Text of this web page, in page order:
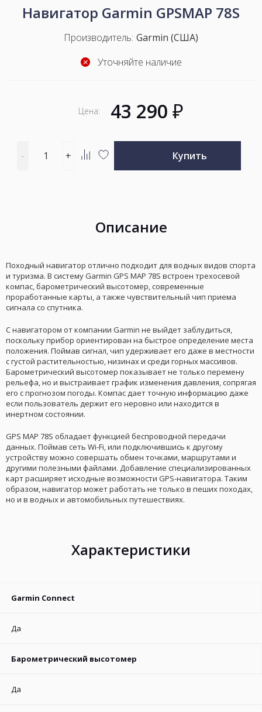
Навигатор Garmin GPSMAP 78S
Производитель: Garmin (США)
Уточняйте наличие
Цена: 43 290₽
количество
- +
Купить
Добавить
Добавить
Описание
Походный навигатор отлично подходит для водных видов спорта
и туризма. В систему Garmin GPS MAP 78S встроен трехосевой
компас, барометрический высотомер, современные
проработанные карты, а также чувствительный чип приема
сигнала со спутника.
С навигатором от компании Garmin не выйдет заблудиться,
поскольку прибор ориентирован на быстрое определение места
положения. Поймав сигнал, чип удерживает его даже в местности
с густой растительностью, низинах и среди горных массивов.
Барометрический высотомер показывает не только перемену
рельефа, но и выстраивает график изменения давления, сопрягая
его с прогнозом погоды. Компас дает точную информацию даже
если пользователь держит его неровно или находится в
инертном состоянии.
GPS MAP 78S обладает функцией беспроводной передачи
данных. Поймав сеть Wi-Fi, или подключившись к другому
устройству можно совершать обмен точками, маршрутами и
другими полезными файлами. Добавление специализированных
карт расширяет исходные возможности GPS-навигатора. Таким
образом, навигатор может работать не только в пеших походах,
но и в водных и автомобильных путешествиях.
Характеристики
Garmin Connect
Да
Барометрический высотомер
Да